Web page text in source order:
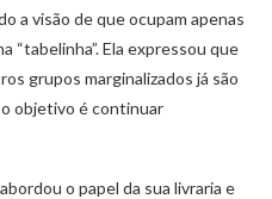
a visão de que ocupam apenas
“tabelinha”. Ela expressou que
grupos marginalizados já são
objetivo é continuar
o papel da sua livraria e